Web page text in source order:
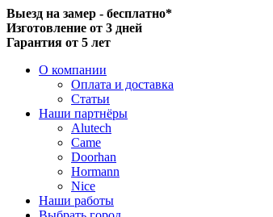
Выезд на замер - бесплатно*
Изготовление от 3 дней
Гарантия от 5 лет
О компании
Оплата и доставка
Статьи
Наши партнёры
Alutech
Came
Doorhan
Hormann
Nice
Наши работы